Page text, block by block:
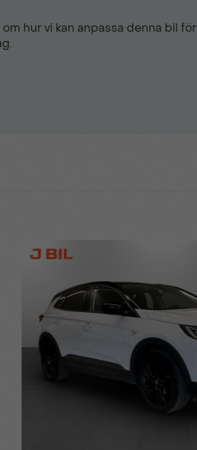
hur vi kan anpassa denna bil